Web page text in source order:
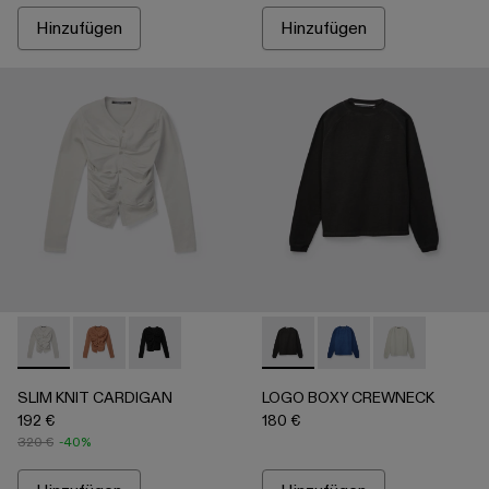
Hinzufügen Hinzufügen
SLIM KNIT CARDIGAN - AU00085-002 - Hellgrau
SLIM KNIT CARDIGAN - AU00085-003
SLIM KNIT CARDIGAN - AU00085-001
SLIM KNIT CARDIGAN
192 €
320 € -40%
LOGO BOXY CREWNECK
LOGO BOXYLOGO BOXY
LOGO BOXY CREWNECK
180 €